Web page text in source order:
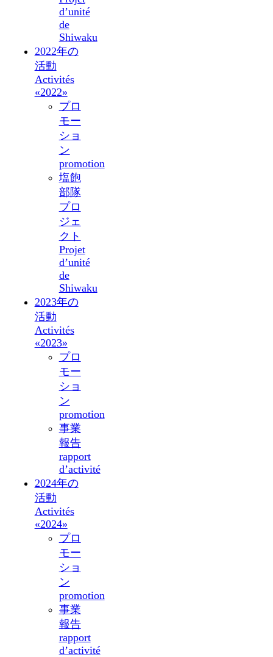
d’unité
de
Shiwaku
2022年の
活動
Activités
«2022»
プロ
モー
ショ
ン
promotion
塩飽
部隊
プロ
ジェ
クト
Projet
d’unité
de
Shiwaku
2023年の
活動
Activités
«2023»
プロ
モー
ショ
ン
promotion
事業
報告
rapport
d’activité
2024年の
活動
Activités
«2024»
プロ
モー
ショ
ン
promotion
事業
報告
rapport
d’activité